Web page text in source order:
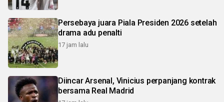
Persebaya juara Piala Presiden 2026 setelah
drama adu penalti
17 jam lalu
Diincar Arsenal, Vinicius perpanjang kontrak
bersama Real Madrid